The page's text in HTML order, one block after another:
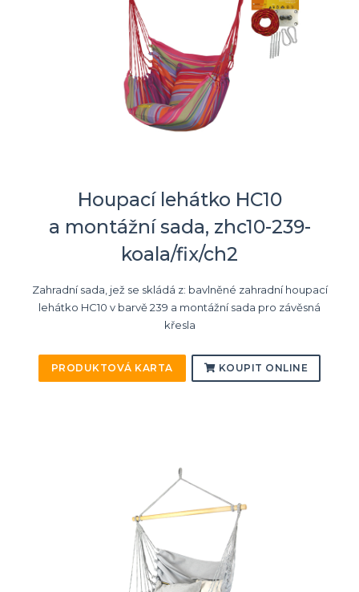
Houpací lehátko HC10
a montážní sada, zhc10-239-
koala/fix/ch2
Zahradní sada, jež se skládá z: bavlněné zahradní houpací
lehátko HC10 v barvě 239 a montážní sada pro závěsná
křesla
PRODUKTOVÁ KARTA KOUPIT ONLINE